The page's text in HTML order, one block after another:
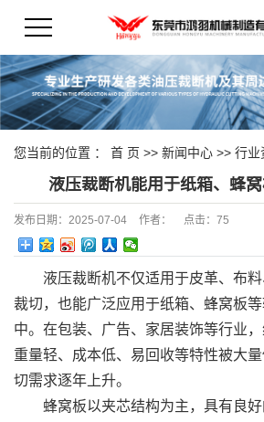
您当前的位置 ： 首 页 >> 新闻中心 >> 行业
液压裁断机能用于纸箱、蜂窝
发布日期： 2025-07-04 作者： 点击： 75
液压裁断机不仅适用于皮革、布
裁切，也能广泛应用于纸箱、蜂窝板
中。在包装、广告、家居装饰等行业
重量轻、成本低、易回收等特性被大
切需求逐年上升。
蜂窝板以夹芯结构为主，具有良